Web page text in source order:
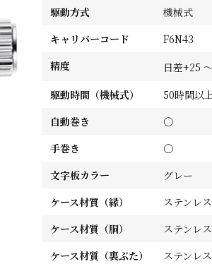
駆動方式
機械式
キャリバーコード
F6N43
精度
日差+25
駆動時間（機械式）
50時間以
自動巻き
〇
手巻き
〇
文字板カラー
グレー
ケース材質（縁）
ステンレ
ケース材質（胴）
ステンレ
ケース材質（裏ぶた）
ステンレ